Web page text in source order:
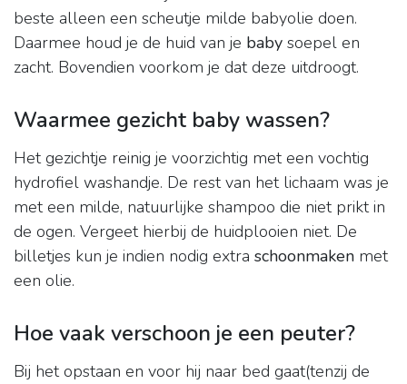
beste alleen een scheutje milde babyolie doen.
Daarmee houd je de huid van je baby soepel en
zacht. Bovendien voorkom je dat deze uitdroogt.
Waarmee gezicht baby wassen?
Het gezichtje reinig je voorzichtig met een vochtig
hydrofiel washandje. De rest van het lichaam was je
met een milde, natuurlijke shampoo die niet prikt in
de ogen. Vergeet hierbij de huidplooien niet. De
billetjes kun je indien nodig extra schoonmaken met
een olie.
Hoe vaak verschoon je een peuter?
Bij het opstaan en voor hij naar bed gaat(tenzij de